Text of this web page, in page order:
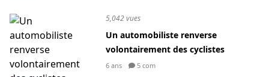
5,042 vues
Un automobiliste renverse
volontairement des cyclistes
6 ans 5 com